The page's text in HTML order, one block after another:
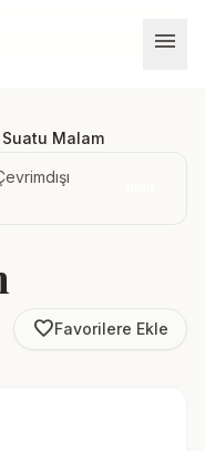
menu
Suatu Malam
favorite_borderFavorilere Ekle